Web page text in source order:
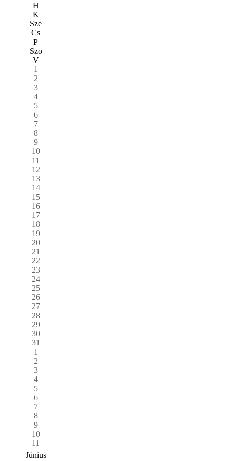
H
K
Sze
Cs
P
Szo
V
1
2
3
4
5
6
7
8
9
10
11
12
13
14
15
16
17
18
19
20
21
22
23
24
25
26
27
28
29
30
31
1
2
3
4
5
6
7
8
9
10
11
Június